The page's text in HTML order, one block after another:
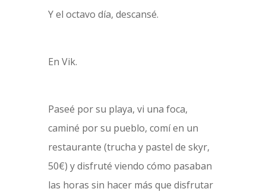
Y el octavo día, descansé.
En Vik.
Paseé por su playa, vi una foca,
caminé por su pueblo, comí en un
restaurante (trucha y pastel de skyr,
50€) y disfruté viendo cómo pasaban
las horas sin hacer más que disfrutar